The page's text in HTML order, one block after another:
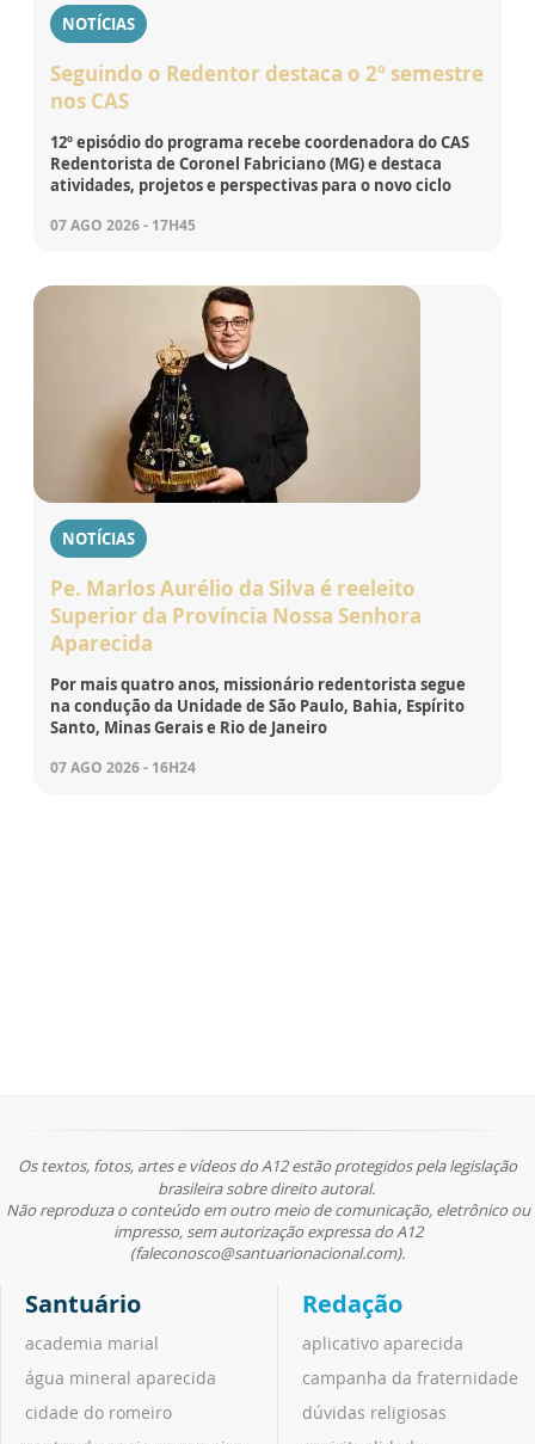
NOTÍCIAS
Seguindo o Redentor destaca o 2º semestre
nos CAS
12º episódio do programa recebe coordenadora do CAS
Redentorista de Coronel Fabriciano (MG) e destaca
atividades, projetos e perspectivas para o novo ciclo
07 AGO 2026 - 17H45
NOTÍCIAS
Pe. Marlos Aurélio da Silva é reeleito
Superior da Província Nossa Senhora
Aparecida
Por mais quatro anos, missionário redentorista segue
na condução da Unidade de São Paulo, Bahia, Espírito
Santo, Minas Gerais e Rio de Janeiro
07 AGO 2026 - 16H24
Os textos, fotos, artes e vídeos do A12 estão protegidos pela legislação
brasileira sobre direito autoral.
Não reproduza o conteúdo em outro meio de comunicação, eletrônico ou
impresso, sem autorização expressa do A12
(faleconosco@santuarionacional.com).
Santuário
academia marial
água mineral aparecida
cidade do romeiro
Redação
aplicativo aparecida
campanha da fraternidade
dúvidas religiosas